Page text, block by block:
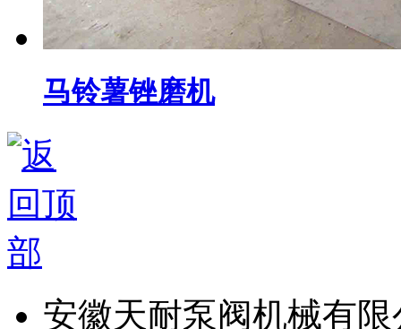
马铃薯锉磨机
安徽天耐泵阀机械有